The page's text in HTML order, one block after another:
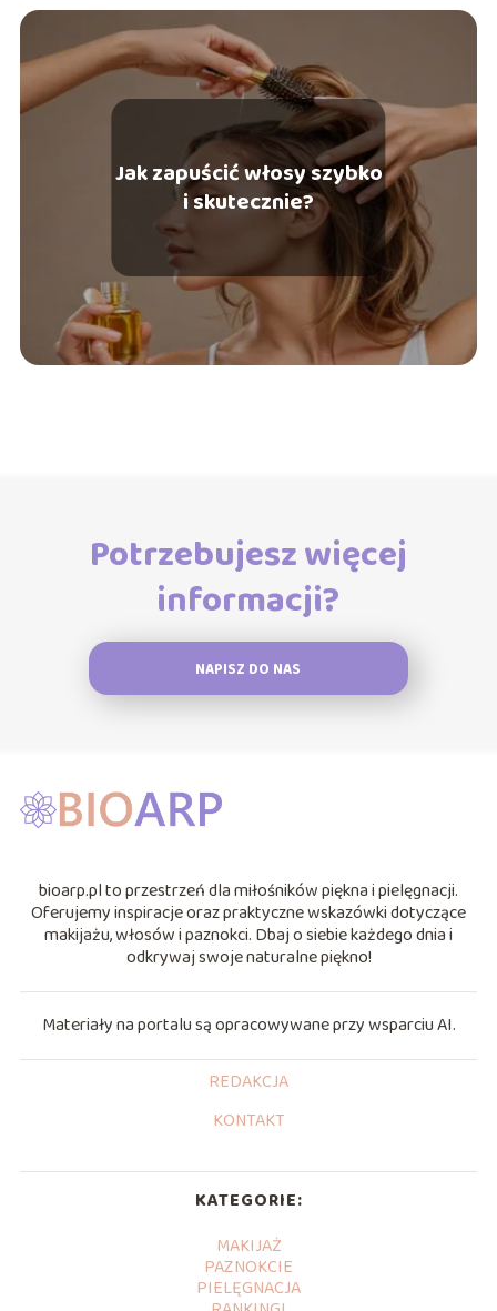
Jak zapuścić włosy szybko
i skutecznie?
Potrzebujesz więcej
informacji?
NAPISZ DO NAS
bioarp.pl to przestrzeń dla miłośników piękna i pielęgnacji.
Oferujemy inspiracje oraz praktyczne wskazówki dotyczące
makijażu, włosów i paznokci. Dbaj o siebie każdego dnia i
odkrywaj swoje naturalne piękno!
Materiały na portalu są opracowywane przy wsparciu AI.
REDAKCJA
KONTAKT
KATEGORIE:
MAKIJAŻ
PAZNOKCIE
PIELĘGNACJA